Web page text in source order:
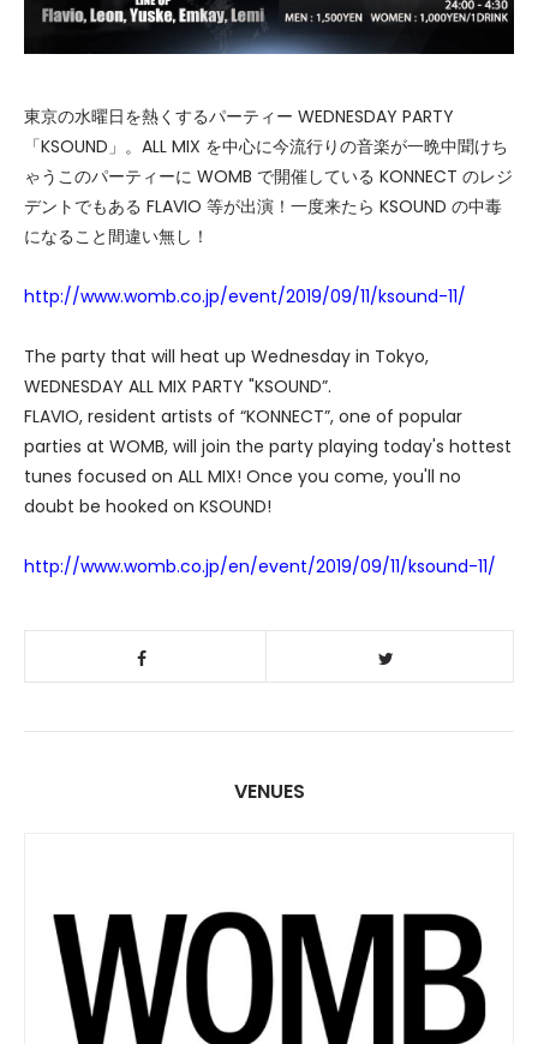
東京の水曜日を熱くするパーティー WEDNESDAY PARTY
「KSOUND」。ALL MIX を中心に今流行りの音楽が一晩中聞けち
ゃうこのパーティーに WOMB で開催している KONNECT のレジ
デントでもある FLAVIO 等が出演！一度来たら KSOUND の中毒
になること間違い無し！
http://www.womb.co.jp/event/2019/09/11/ksound-11/
The party that will heat up Wednesday in Tokyo,
WEDNESDAY ALL MIX PARTY "KSOUND”.
FLAVIO, resident artists of “KONNECT”, one of popular
parties at WOMB, will join the party playing today's hottest
tunes focused on ALL MIX! Once you come, you'll no
doubt be hooked on KSOUND!
http://www.womb.co.jp/en/event/2019/09/11/ksound-11/
VENUES